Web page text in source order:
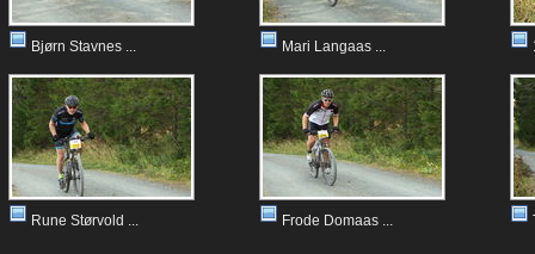
Bjørn Stavnes ... Mari Langaas ...
Rune Størvold ... Frode Domaas ...